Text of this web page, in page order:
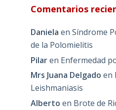
Comentarios
Daniela en Síndrome
de la Polomielitis
Pilaren Enfermedad
Mrs Juana Delgado en
Leishmaniasis
Alberto en Brote de